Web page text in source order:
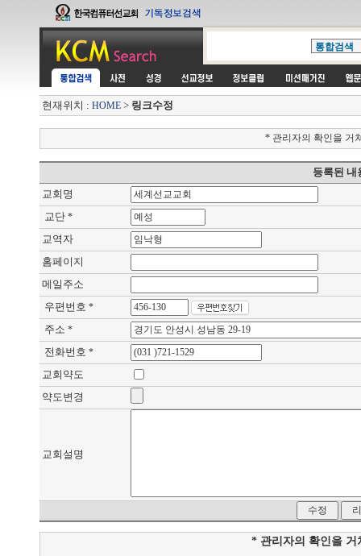
현재위치 : HOME > 링크수정
* 관리자의 확인을 거
등록된 내
교회명
교단 *
교역자
홈페이지
메일주소
우편번호 *
주소 *
전화번호 *
교회약도
약도변경
교회설명
* 관리자의 확인을 거